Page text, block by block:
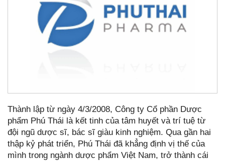
Thành lập từ ngày 4/3/2008, Công ty Cổ phần Dược
phẩm Phú Thái là kết tinh của tâm huyết và trí tuệ từ
đội ngũ dược sĩ, bác sĩ giàu kinh nghiệm. Qua gần hai
thập kỷ phát triển, Phú Thái đã khẳng định vị thế của
mình trong ngành dược phẩm Việt Nam, trở thành cái